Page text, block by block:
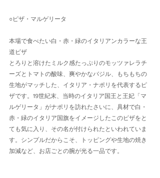
○ピザ・マルゲリータ
本場で食べたい白・赤・緑のイタリアンカラーな王
道ピザ
とろりと溶けたミルク感たっぷりのモッツァレラチ
ーズとトマトの酸味、爽やかなバジル、もちもちの
生地がマッチした、イタリア・ナポリを代表するピ
ザです。19世紀末、当時のイタリア国王と王妃「マ
ルゲリータ」がナポリを訪れたさいに、具材で白・
赤・緑のイタリア国旗をイメージしたこのピザをと
ても気に入り、その名が付けられたといわれていま
す。シンプルだからこそ、トッピングや生地の焼き
加減など、お店ごとの腕が光る一品です。